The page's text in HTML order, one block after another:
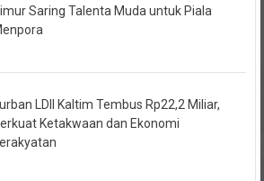
Ketakwaan dan Ekonomi